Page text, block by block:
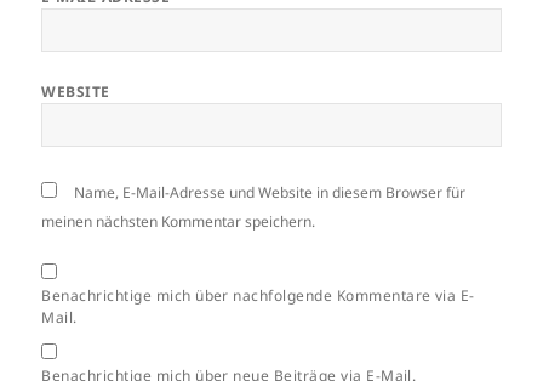
WEBSITE
Name, E-Mail-Adresse und Website in diesem Browser für
meinen nächsten Kommentar speichern.
Benachrichtige mich über nachfolgende Kommentare via E-
Mail.
Benachrichtige mich über neue Beiträge via E-Mail.